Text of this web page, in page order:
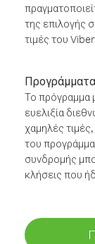
της επιλογής
τιμές του
Προγράμματα
Το πρόγραμμα
ευελιξία
χαμηλές
του
συνδρομής
κλήσεις που